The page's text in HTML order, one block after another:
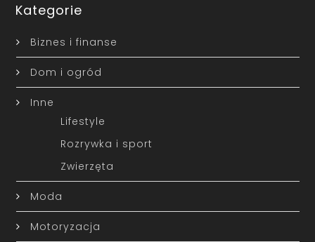
Kategorie
Biznes i finanse
Dom i ogród
Inne
Lifestyle
Rozrywka i sport
Zwierzęta
Moda
Motoryzacja